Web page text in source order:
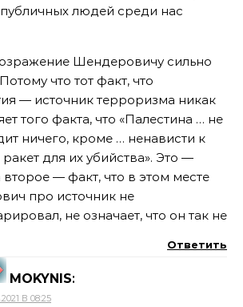
людей среди нас
Шендеровичу сильно
что тот факт, что
— источник терроризма никак
того факта, что «Палестина … не
ничего, кроме … ненависти к
для их убийства». Это —
второе — факт, что в этом месте
про источник не
не означает, что он так не
Ответить
MOKYNIS:
В 08:25